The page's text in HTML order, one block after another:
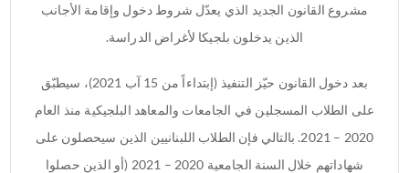
مشروع القانون الجديد الذي يعدّل شروط دخول وإقامة الأجانب
الذين يدخلون بلجيكا لأغراض الدراسة.
بعد دخول القانون حيّز التنفيذ (إبتداءاً من 15 آب 2021)، سيطبّق
على الطلاب المسجلين في الجامعات والمعاهد البلجيكية منذ العام
2020 – 2021. بالتالي فإن الطلاب اللبنانيين الذين سيحصلون على
شهاداتهم خلال السنة الجامعية 2020 – 2021 (أو الذين حصلوا